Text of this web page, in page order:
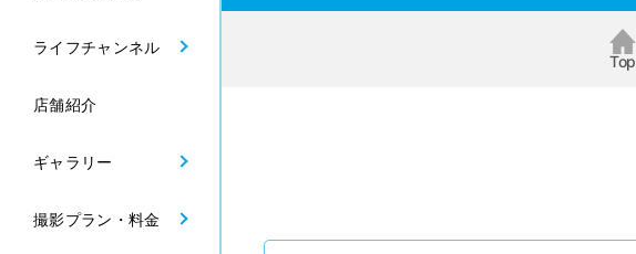
ライフチャンネル
店舗紹介
ギャラリー
撮影プラン・料金
Top